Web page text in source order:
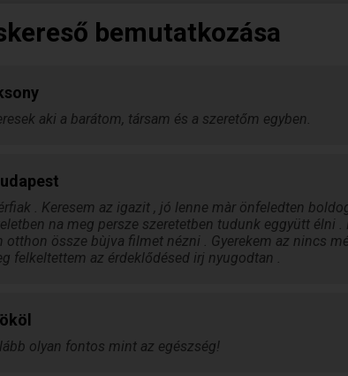
bemutatkozása
aki a barátom, társam és a szeretőm egyben.
. Keresem az igazit , jó lenne màr önfeledten
na meg persze szeretetben tudunk eggyütt élni
otthon össze bùjva filmet nézni . Gyerekem az nincs
felkeltettem az érdeklődésed irj nyugodtan .
olyan fontos mint az egészség!